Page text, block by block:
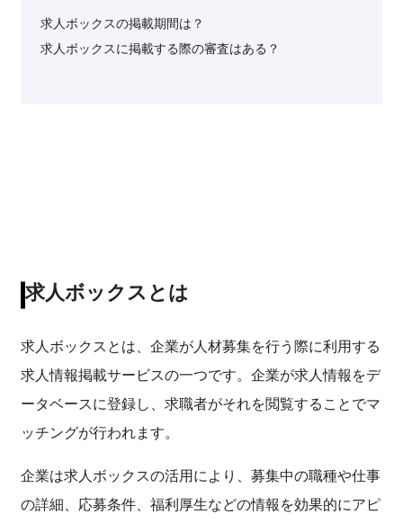
求人ボックスの掲載期間は？
求人ボックスに掲載する際の審査はある？
求人ボックスとは
求人ボックスとは、企業が人材募集を行う際に利用する
求人情報掲載サービスの一つです。企業が求人情報をデ
ータベースに登録し、求職者がそれを閲覧することでマ
ッチングが行われます。
企業は求人ボックスの活用により、募集中の職種や仕事
の詳細、応募条件、福利厚生などの情報を効果的にアピ